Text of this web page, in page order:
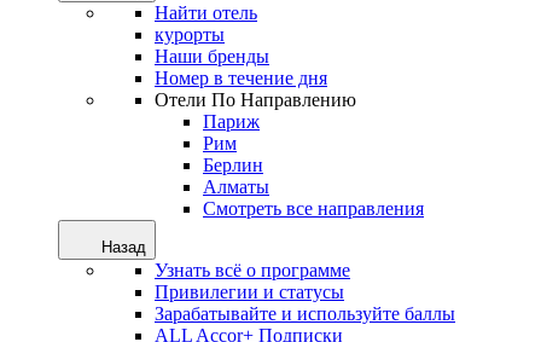
Найти отель
курорты
Наши бренды
Номер в течение дня
Отели По Направлению
Париж
Рим
Берлин
Алматы
Смотреть все направления
Назад
Узнать всё о программе
Привилегии и статусы
Зарабатывайте и используйте баллы
ALL Accor+ Подписки